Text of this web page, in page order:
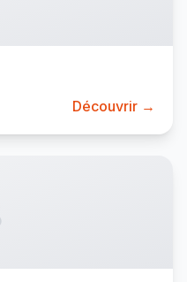
Découvrir →